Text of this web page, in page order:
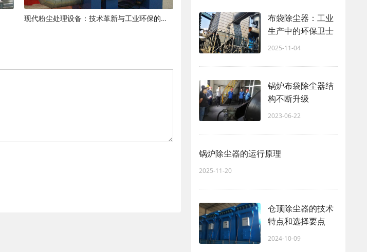
现代粉尘处理设备：技术革新与工业环保的新篇章
布袋除尘器：工业
生产中的环保卫士
2025-11-04
锅炉布袋除尘器结
构不断升级
2023-06-22
锅炉除尘器的运行原理
2025-11-20
仓顶除尘器的技术
特点和选择要点
2024-10-09